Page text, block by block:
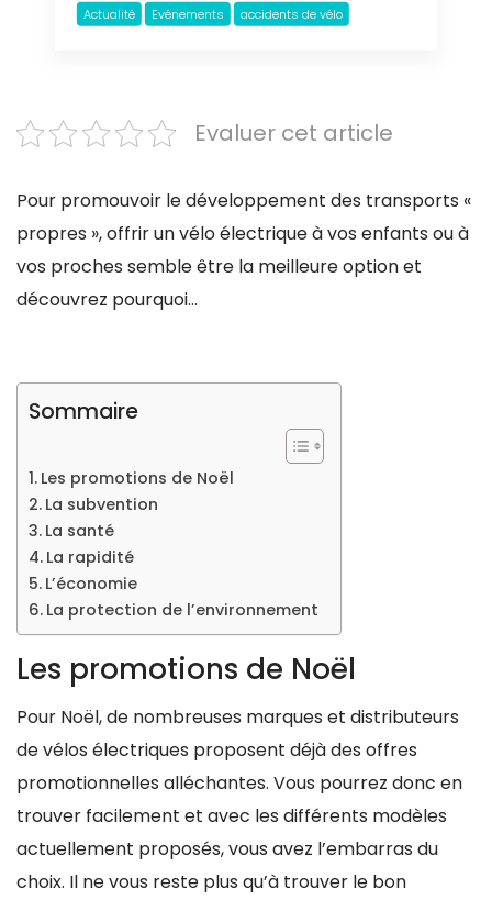
Actualité Evénements accidents de vélo
Evaluer cet article
Pour promouvoir le développement des transports «
propres », offrir un vélo électrique à vos enfants ou à
vos proches semble être la meilleure option et
découvrez pourquoi…
Sommaire
Les promotions de Noël
La subvention
La santé
La rapidité
L’économie
La protection de l’environnement
Les promotions de Noël
Pour Noël, de nombreuses marques et distributeurs
de vélos électriques proposent déjà des offres
promotionnelles alléchantes. Vous pourrez donc en
trouver facilement et avec les différents modèles
actuellement proposés, vous avez l’embarras du
choix. Il ne vous reste plus qu’à trouver le bon